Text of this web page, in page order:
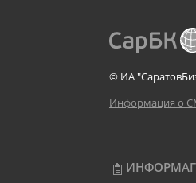
© ИА
Информация о